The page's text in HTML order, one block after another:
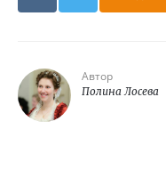
Автор
Полина Лосева